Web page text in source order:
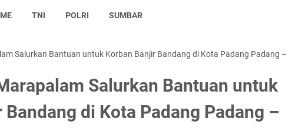
TNI POLRI SUMBAR
Salurkan Bantuan untuk Korban Banjir Bandang di Kota Padang Padang –
Salurkan Bantuan untuk
di Kota Padang Padang –